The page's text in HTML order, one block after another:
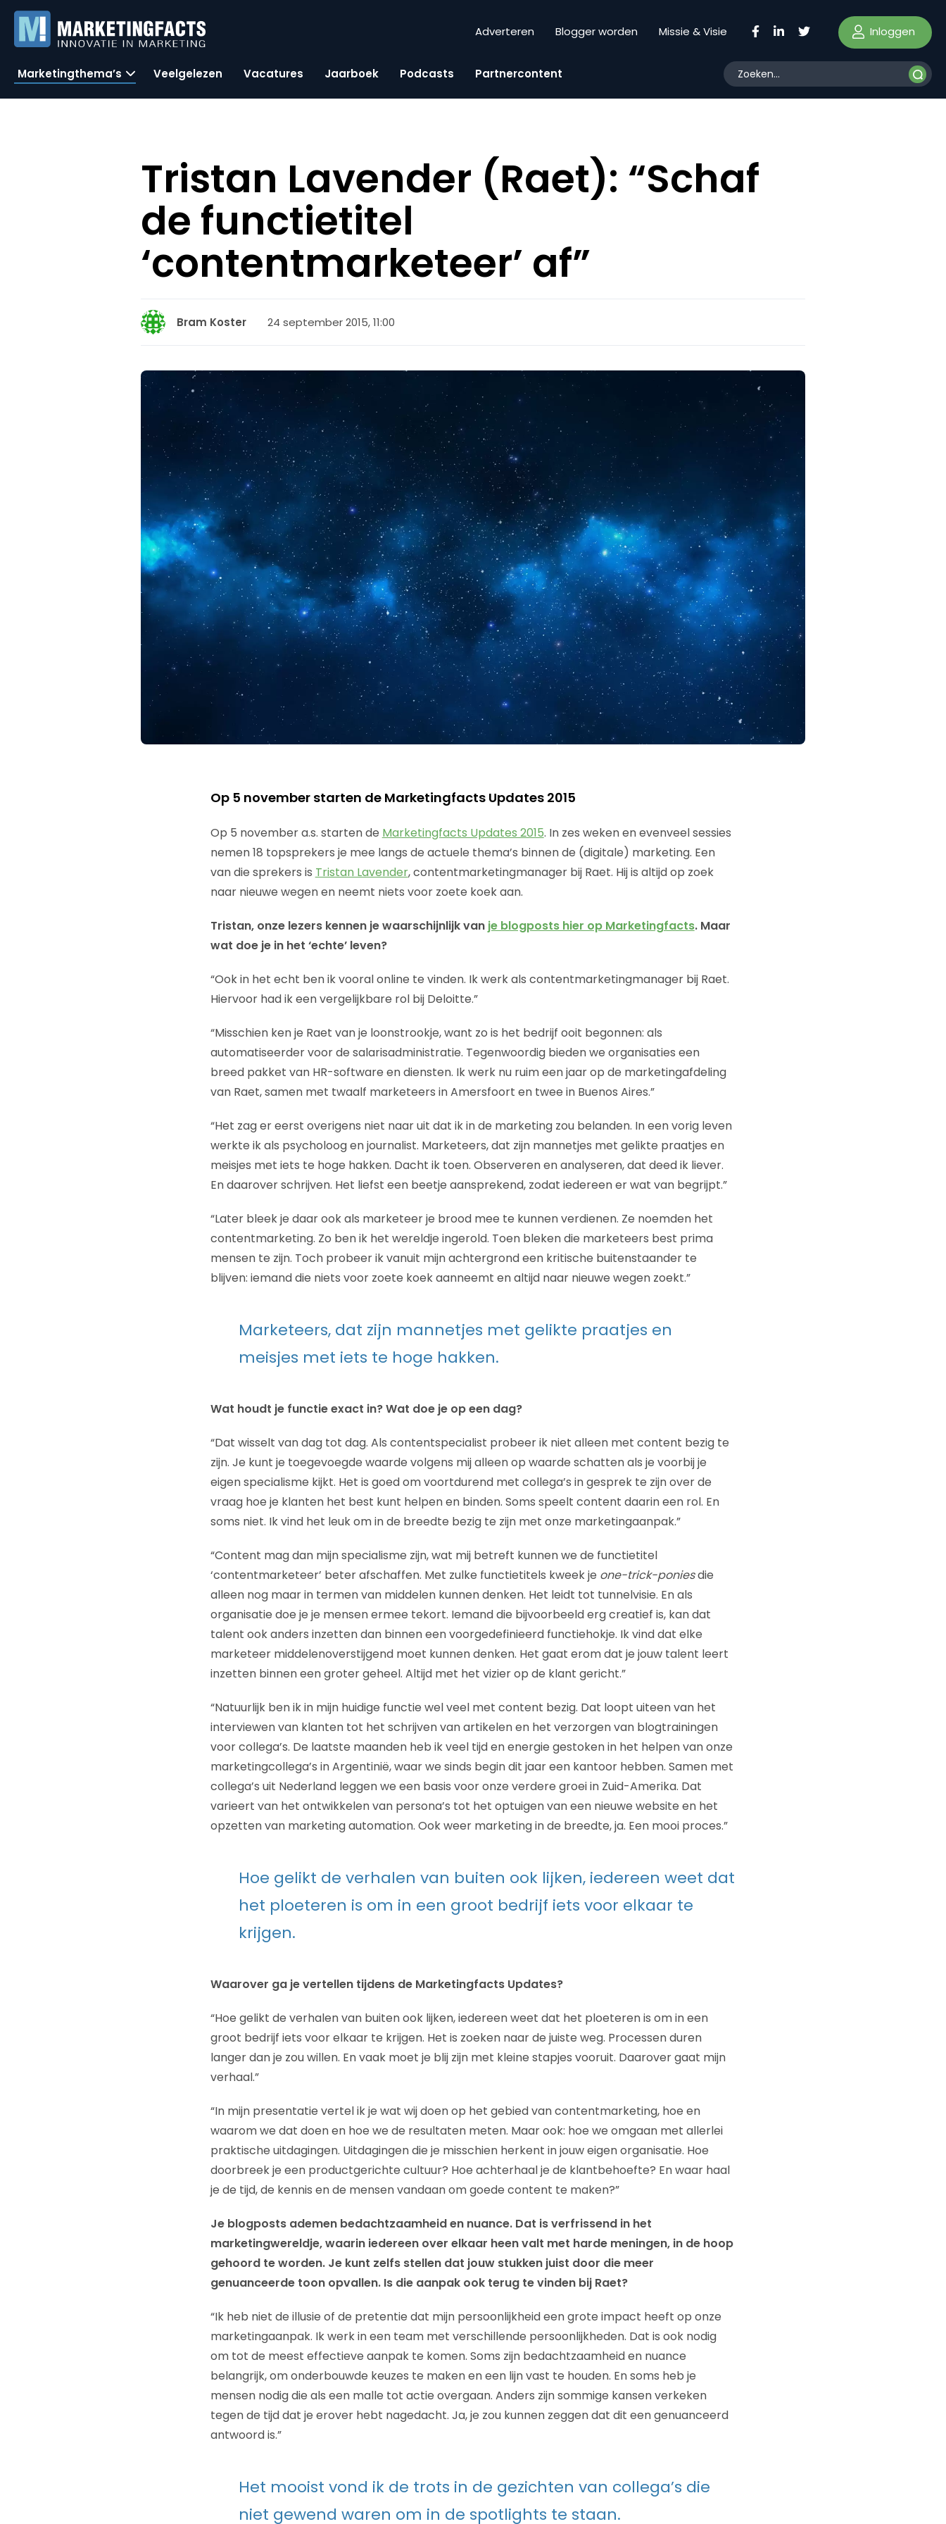
Adverteren Blogger worden Missie & Visie Inloggen
Marketingthema’s Veelgelezen Vacatures Jaarboek Podcasts Partnercontent
Tristan Lavender (Raet): “Schaf
de functietitel
‘contentmarketeer’ af”
Bram Koster 24 september 2015, 11:00
Op 5 november starten de Marketingfacts Updates 2015
Op 5 november a.s. starten de Marketingfacts Updates 2015. In zes weken en evenveel sessies
nemen 18 topsprekers je mee langs de actuele thema’s binnen de (digitale) marketing. Een
van die sprekers is Tristan Lavender, contentmarketingmanager bij Raet. Hij is altijd op zoek
naar nieuwe wegen en neemt niets voor zoete koek aan.
Tristan, onze lezers kennen je waarschijnlijk van je blogposts hier op Marketingfacts. Maar
wat doe je in het ‘echte’ leven?
“Ook in het echt ben ik vooral online te vinden. Ik werk als contentmarketingmanager bij Raet.
Hiervoor had ik een vergelijkbare rol bij Deloitte.”
“Misschien ken je Raet van je loonstrookje, want zo is het bedrijf ooit begonnen: als
automatiseerder voor de salarisadministratie. Tegenwoordig bieden we organisaties een
breed pakket van HR-software en diensten. Ik werk nu ruim een jaar op de marketingafdeling
van Raet, samen met twaalf marketeers in Amersfoort en twee in Buenos Aires.”
“Het zag er eerst overigens niet naar uit dat ik in de marketing zou belanden. In een vorig leven
werkte ik als psycholoog en journalist. Marketeers, dat zijn mannetjes met gelikte praatjes en
meisjes met iets te hoge hakken. Dacht ik toen. Observeren en analyseren, dat deed ik liever.
En daarover schrijven. Het liefst een beetje aansprekend, zodat iedereen er wat van begrijpt.”
“Later bleek je daar ook als marketeer je brood mee te kunnen verdienen. Ze noemden het
contentmarketing. Zo ben ik het wereldje ingerold. Toen bleken die marketeers best prima
mensen te zijn. Toch probeer ik vanuit mijn achtergrond een kritische buitenstaander te
blijven: iemand die niets voor zoete koek aanneemt en altijd naar nieuwe wegen zoekt.”
Marketeers, dat zijn mannetjes met gelikte praatjes en
meisjes met iets te hoge hakken.
Wat houdt je functie exact in? Wat doe je op een dag?
“Dat wisselt van dag tot dag. Als contentspecialist probeer ik niet alleen met content bezig te
zijn. Je kunt je toegevoegde waarde volgens mij alleen op waarde schatten als je voorbij je
eigen specialisme kijkt. Het is goed om voortdurend met collega’s in gesprek te zijn over de
vraag hoe je klanten het best kunt helpen en binden. Soms speelt content daarin een rol. En
soms niet. Ik vind het leuk om in de breedte bezig te zijn met onze marketingaanpak.”
“Content mag dan mijn specialisme zijn, wat mij betreft kunnen we de functietitel
‘contentmarketeer’ beter afschaffen. Met zulke functietitels kweek je one-trick-poniesdie
alleen nog maar in termen van middelen kunnen denken. Het leidt tot tunnelvisie. En als
organisatie doe je je mensen ermee tekort. Iemand die bijvoorbeeld erg creatief is, kan dat
talent ook anders inzetten dan binnen een voorgedefinieerd functiehokje. Ik vind dat elke
marketeer middelenoverstijgend moet kunnen denken. Het gaat erom dat je jouw talent leert
inzetten binnen een groter geheel. Altijd met het vizier op de klant gericht.”
“Natuurlijk ben ik in mijn huidige functie wel veel met content bezig. Dat loopt uiteen van het
interviewen van klanten tot het schrijven van artikelen en het verzorgen van blogtrainingen
voor collega’s. De laatste maanden heb ik veel tijd en energie gestoken in het helpen van onze
marketingcollega’s in Argentinië, waar we sinds begin dit jaar een kantoor hebben. Samen met
collega’s uit Nederland leggen we een basis voor onze verdere groei in Zuid-Amerika. Dat
varieert van het ontwikkelen van persona’s tot het optuigen van een nieuwe website en het
opzetten van marketing automation. Ook weer marketing in de breedte, ja. Een mooi proces.”
Hoe gelikt de verhalen van buiten ook lijken, iedereen weet dat
het ploeteren is om in een groot bedrijf iets voor elkaar te
krijgen.
Waarover ga je vertellen tijdens de Marketingfacts Updates?
“Hoe gelikt de verhalen van buiten ook lijken, iedereen weet dat het ploeteren is om in een
groot bedrijf iets voor elkaar te krijgen. Het is zoeken naar de juiste weg. Processen duren
langer dan je zou willen. En vaak moet je blij zijn met kleine stapjes vooruit. Daarover gaat mijn
verhaal.”
“In mijn presentatie vertel ik je wat wij doen op het gebied van contentmarketing, hoe en
waarom we dat doen en hoe we de resultaten meten. Maar ook: hoe we omgaan met allerlei
praktische uitdagingen. Uitdagingen die je misschien herkent in jouw eigen organisatie. Hoe
doorbreek je een productgerichte cultuur? Hoe achterhaal je de klantbehoefte? En waar haal
je de tijd, de kennis en de mensen vandaan om goede content te maken?”
Je blogposts ademen bedachtzaamheid en nuance. Dat is verfrissend in het
marketingwereldje, waarin iedereen over elkaar heen valt met harde meningen, in de hoop
gehoord te worden. Je kunt zelfs stellen dat jouw stukken juist door die meer
genuanceerde toon opvallen. Is die aanpak ook terug te vinden bij Raet?
“Ik heb niet de illusie of de pretentie dat mijn persoonlijkheid een grote impact heeft op onze
marketingaanpak. Ik werk in een team met verschillende persoonlijkheden. Dat is ook nodig
om tot de meest effectieve aanpak te komen. Soms zijn bedachtzaamheid en nuance
belangrijk, om onderbouwde keuzes te maken en een lijn vast te houden. En soms heb je
mensen nodig die als een malle tot actie overgaan. Anders zijn sommige kansen verkeken
tegen de tijd dat je erover hebt nagedacht. Ja, je zou kunnen zeggen dat dit een genuanceerd
antwoord is.”
Het mooist vond ik de trots in de gezichten van collega’s die
niet gewend waren om in de spotlights te staan.